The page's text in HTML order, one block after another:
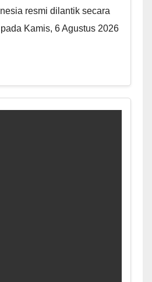
resmi dilantik secara
Kamis, 6 Agustus 2026